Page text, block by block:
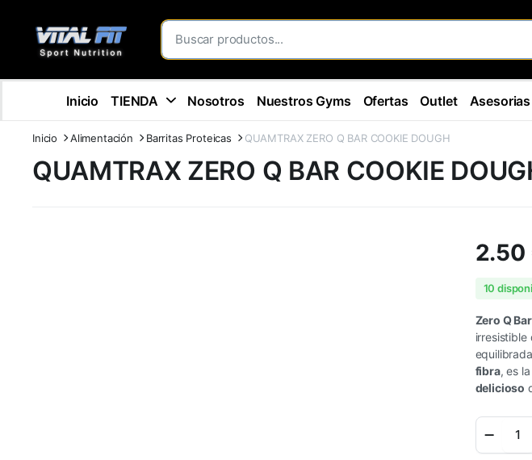
Inicio TIENDA Nosotros Nuestros Gyms Ofertas Outlet Asesorias
Inicio Alimentación Barritas Proteicas QUAMTRAX ZERO Q BAR COOKIE DOUGH
QUAMTRAX ZERO Q BAR COOKIE
2.50
10
Zero Q
irresistible
fibra, es
delicioso